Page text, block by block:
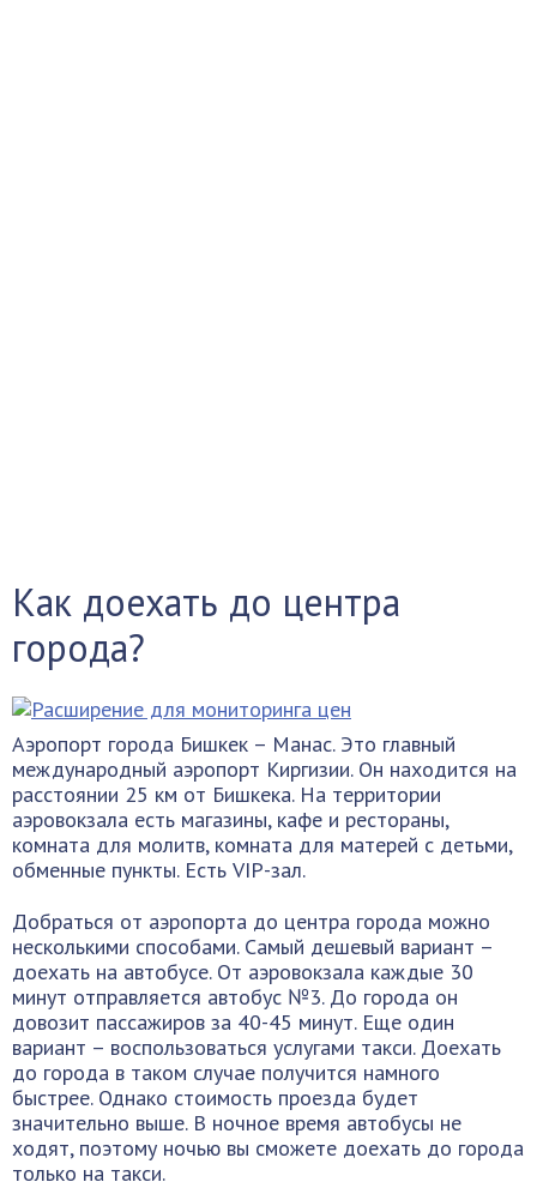
Как доехать до центра
города?
Аэропорт города Бишкек – Манас. Это главный
международный аэропорт Киргизии. Он находится на
расстоянии 25 км от Бишкека. На территории
аэровокзала есть магазины, кафе и рестораны,
комната для молитв, комната для матерей с детьми,
обменные пункты. Есть VIP-зал.
Добраться от аэропорта до центра города можно
несколькими способами. Самый дешевый вариант –
доехать на автобусе. От аэровокзала каждые 30
минут отправляется автобус №3. До города он
довозит пассажиров за 40-45 минут. Еще один
вариант – воспользоваться услугами такси. Доехать
до города в таком случае получится намного
быстрее. Однако стоимость проезда будет
значительно выше. В ночное время автобусы не
ходят, поэтому ночью вы сможете доехать до города
только на такси.